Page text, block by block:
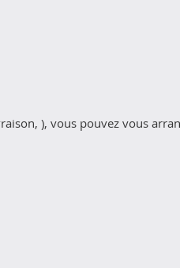
), vous pouvez vous